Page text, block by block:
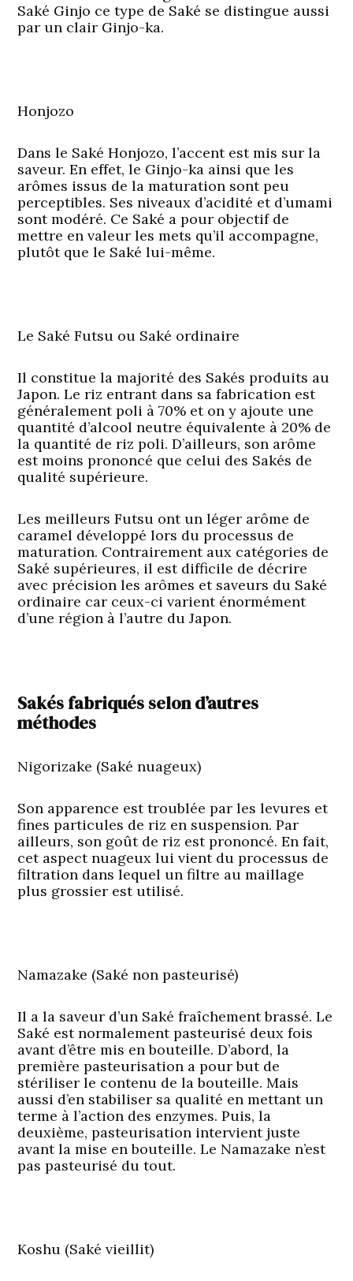
Saké Ginjo ce type de Saké se distingue aussi
par un clair Ginjo-ka.
Honjozo
Dans le Saké Honjozo, l’accent est mis sur la
saveur. En effet, le Ginjo-ka ainsi que les
arômes issus de la maturation sont peu
perceptibles. Ses niveaux d’acidité et d’umami
sont modéré. Ce Saké a pour objectif de
mettre en valeur les mets qu’il accompagne,
plutôt que le Saké lui-même.
Le Saké Futsu ou Saké ordinaire
Il constitue la majorité des Sakés produits au
Japon. Le riz entrant dans sa fabrication est
généralement poli à 70% et on y ajoute une
quantité d’alcool neutre équivalente à 20% de
la quantité de riz poli. D’ailleurs, son arôme
est moins prononcé que celui des Sakés de
qualité supérieure.
Les meilleurs Futsu ont un léger arôme de
caramel développé lors du processus de
maturation. Contrairement aux catégories de
Saké supérieures, il est difficile de décrire
avec précision les arômes et saveurs du Saké
ordinaire car ceux-ci varient énormément
d’une région à l’autre du Japon.
Sakés fabriqués selon d’autres
méthodes
Nigorizake (Saké nuageux)
Son apparence est troublée par les levures et
fines particules de riz en suspension. Par
ailleurs, son goût de riz est prononcé. En fait,
cet aspect nuageux lui vient du processus de
filtration dans lequel un filtre au maillage
plus grossier est utilisé.
Namazake (Saké non pasteurisé)
Il a la saveur d’un Saké fraîchement brassé. Le
Saké est normalement pasteurisé deux fois
avant d’être mis en bouteille. D’abord, la
première pasteurisation a pour but de
stériliser le contenu de la bouteille. Mais
aussi d’en stabiliser sa qualité en mettant un
terme à l’action des enzymes. Puis, la
deuxième, pasteurisation intervient juste
avant la mise en bouteille. Le Namazake n’est
pas pasteurisé du tout.
Koshu (Saké vieillit)